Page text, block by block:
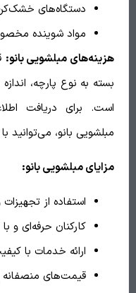
دستگاه‌های
مواد شوینده
هزینه‌های مبلشویی بانو:
بسته به نوع پارچه،
است. برای دریافت
مبلشویی بانو، می‌توانید
مزایای مبلشویی بانو:
استفاده از
کارکنان حرفه‌ای و
ارائه خدمات با
قیمت‌های منصفانه